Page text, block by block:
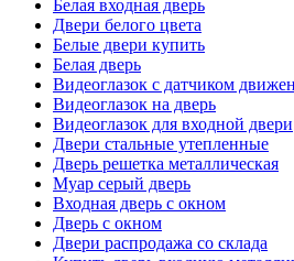
Белая входная дверь
Двери белого цвета
Белые двери купить
Белая дверь
Видеоглазок с датчиком
Видеоглазок на дверь
Видеоглазок для входной двери
Двери стальные утепленные
Дверь решетка металлическая
Муар серый дверь
Входная дверь с окном
Дверь с окном
Двери распродажа со склада